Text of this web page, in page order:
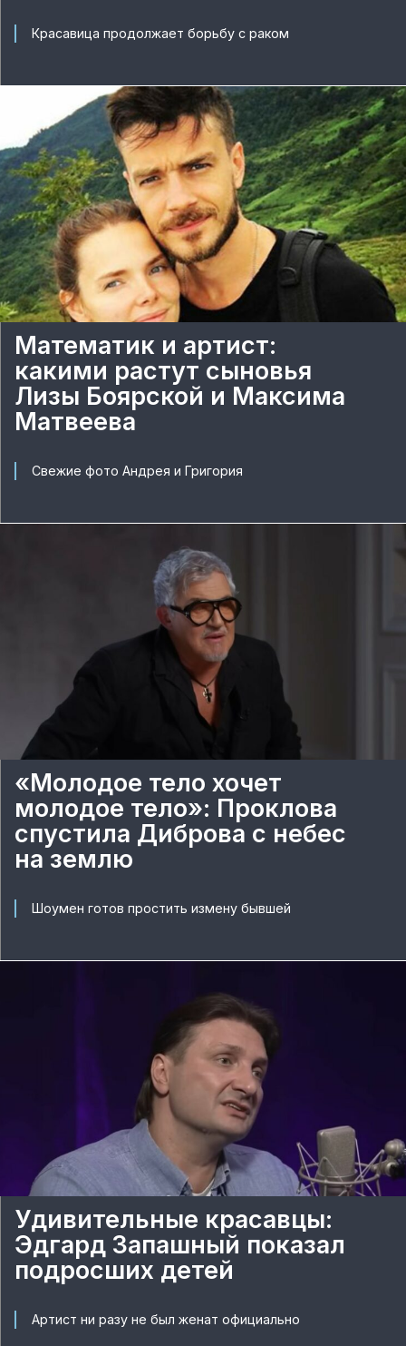
Красавица продолжает борьбу с раком
Математик и артист:
какими растут сыновья
Лизы Боярской и Максима
Матвеева
Свежие фото Андрея и Григория
«Молодое тело хочет
молодое тело»: Проклова
спустила Диброва с небес
на землю
Шоумен готов простить измену бывшей
Удивительные красавцы:
Эдгард Запашный показал
подросших детей
Артист ни разу не был женат официально